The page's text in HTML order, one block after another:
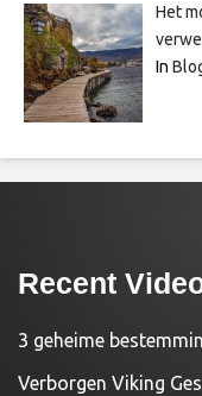
Het
In
Recent
3 geheime
Verborgen Viking